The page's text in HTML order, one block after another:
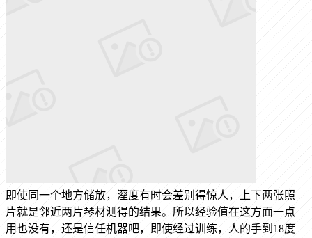
即使同一个地方储放，溼度有时会差别得惊人，上下两张照
片就是邻近两片琴材测得的结果。所以经验值在这方面一点
用也没有，还是信任机器吧，即使经过训练，人的手到18度